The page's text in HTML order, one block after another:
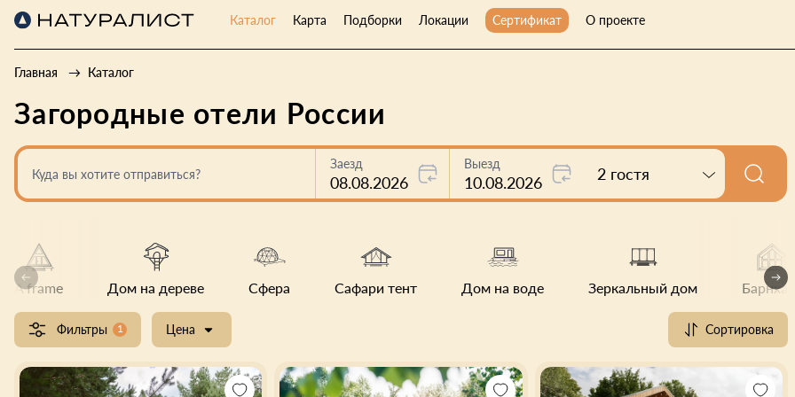
Каталог Карта Подборки Локации Сертификат О проекте
Главная Каталог
Загородные отели России
Куда вы хотите отправиться?
Заезд
08.08.2026
Выезд
10.08.2026 2 гостя
A frame Дом на дереве Сфера Сафари тент Дом на воде Зеркальный дом Барнхауз
Фильтры 1 Цена Сортировка